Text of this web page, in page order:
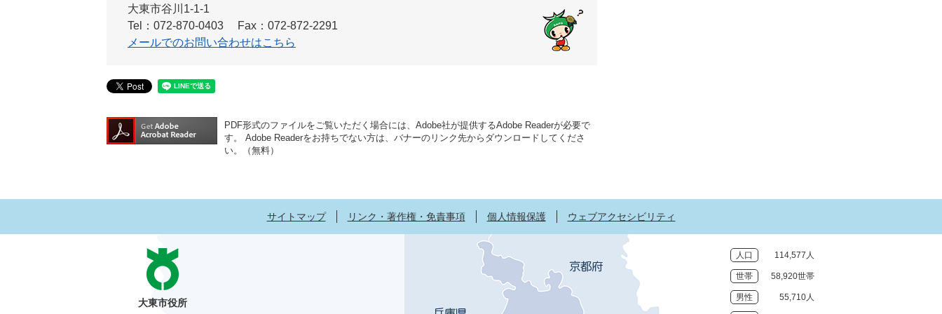
大東市谷川1-1-1
Tel：072-870-0403
Fax：072-872-2291
メールでのお問い合わせはこちら
PDF形式のファイルをご覧いただく場合には、Adobe社が提供するAdobe Readerが必要で
す。
Adobe Readerをお持ちでない方は、バナーのリンク先からダウンロードしてくださ
い。（無料）
サイトマップ リンク・著作権・免責事項 個人情報保護 ウェブアクセシビリティ
人口 114,577人
世帯 58,920世帯
男性 55,710人
大東市役所